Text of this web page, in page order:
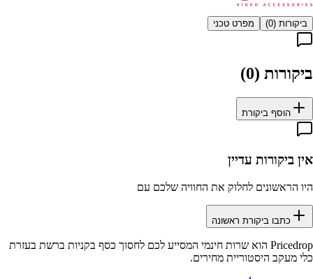
ביקורות (0
) מפרט טכני
ביקורות (0
)
הוסף ביקורת
אין ביקורות עדיין
היו הראשונים לחלוק את החוויה שלכם עם
כתבו ביקורת ראשונה
Pricedrop הוא שרות חינמי המסייע לכם לחסוך כסף בקניות ברשת בעזרת
כלי מעקב היסטוריית מחירים.